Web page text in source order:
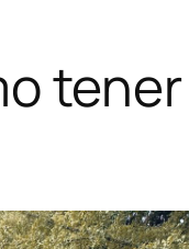
tener